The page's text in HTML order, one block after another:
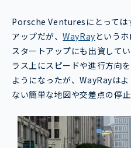
Porsche Venturesにとっては
アップだが、WayRayという
スタートアップにも出資して
ラス上にスピードや進行方向
ようになったが、WayRayは
ない簡単な地図や交差点の停